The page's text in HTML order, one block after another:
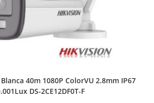
40m 1080P ColorVU 2.8mm IP67
DS-2CE12DF0T-F